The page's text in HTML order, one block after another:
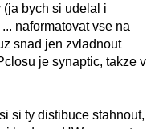
bych si udelal i
naformatovat vse na
snad jen zvladnout
je synaptic, takze v
si ty distibuce stahnout,